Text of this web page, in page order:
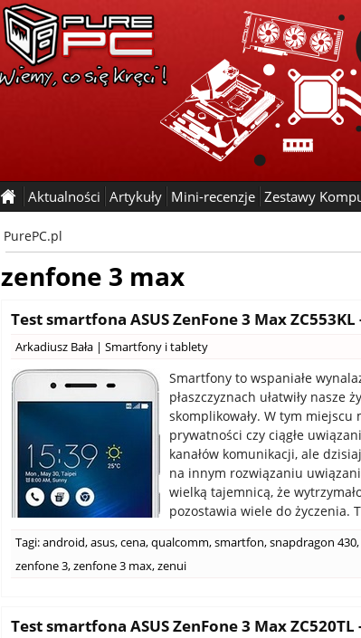
Aktualności Artykuły Mini-recenzje Zestawy
PurePC.pl
zenfone 3 max
Test smartfona ASUS ZenFone 3 Max
Arkadiusz Bała | Smartfony i tablety
Smartfony to wspaniałe
płaszczyznach ułatwiły
skomplikowały. W tym
prywatności czy ciągłe
kanałów komunikacji, ale
na innym rozwiązaniu
wielką tajemnicą, że
pozostawia wiele do życzenia.
Tagi:android,asus,cena,qualcomm,smartfon,snapdragon 430,
zenfone 3,zenfone 3 max,zenui
Test smartfona ASUS ZenFone 3 Max